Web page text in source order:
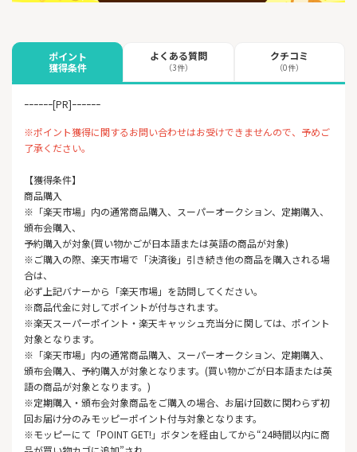
ポイント
獲得条件
よくある質問
（3件）
クチコミ
（0件）
ｰｰｰｰｰｰ[PR]ｰｰｰｰｰｰ
※ポイント獲得に関するお問い合わせはお受けできませんので、予めご
了承ください。
【獲得条件】
商品購入
※「楽天市場」内の通常商品購入、スーパーオークション、定期購入、
頒布会購入、
予約購入が対象(買い物かごが日本語または英語の商品が対象)
※ご購入の際、楽天市場で「決済後」引き続き他の商品を購入される場
合は、
必ず上記バナーから「楽天市場」を訪問してください。
※商品代金に対してポイントが付与されます。
※楽天スーパーポイント・楽天キャッシュ充当分に関しては、ポイント
対象となります。
※「楽天市場」内の通常商品購入、スーパーオークション、定期購入、
頒布会購入、予約購入が対象となります。(買い物かごが日本語または英
語の商品が対象となります。)
※定期購入・頒布会対象商品をご購入の場合、お届け回数に関わらず初
回お届け分のみモッピーポイント付与対象となります。
※モッピーにて「POINT GET!」ボタンを経由してから“24時間以内に商